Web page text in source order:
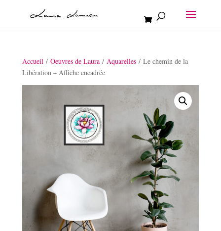
Accueil/ Oeuvres de Laura/ Aquarelles/ Le chemin de la
Libération – Affiche encadrée